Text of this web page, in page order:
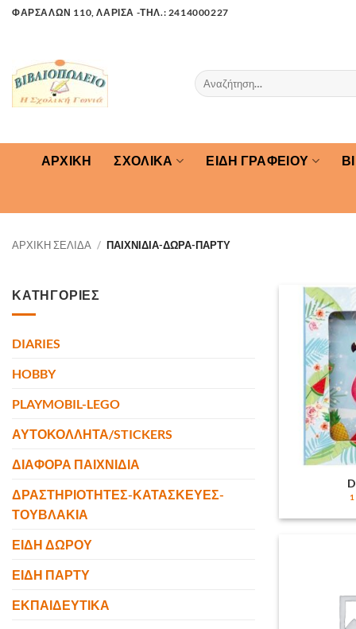
Μετάβαση
ΦΑΡΣΑΛΩΝ 110, ΛΑΡΙΣΑ -ΤΗΛ.: 2414000227
Αναζήτηση
για:
ΑΡΧΙΚΉ ΣΧΟΛΙΚΑ ΕΙΔΗ ΓΡΑΦΕΙΟΥ
ΑΡΧΙΚΉ ΣΕΛΊΔΑ / ΠΑΙΧΝΙΔΙΑ-ΔΩΡΑ-ΠΑΡΤΥ
ΚΑΤΗΓΟΡΙΕΣ
DIARIES
HOBBY
PLAYMOBIL-LEGO
ΑΥΤΟΚΟΛΛΗΤΑ/STICKERS
ΔΙΑΦΟΡΑ ΠΑΙΧΝΙΔΙΑ
ΔΡΑΣΤΗΡΙΟΤΗΤΕΣ-ΚΑΤΑΣΚΕΥΕΣ-
ΤΟΥΒΛΑΚΙΑ
ΕΙΔΗ ΔΩΡΟΥ
ΕΙΔΗ ΠΑΡΤΥ
ΕΚΠΑΙΔΕΥΤΙΚΑ